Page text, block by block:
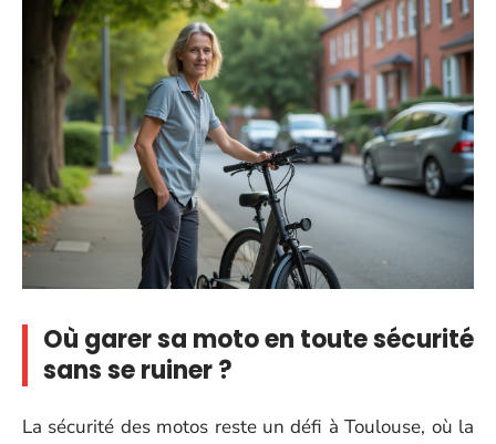
Où garer sa moto en toute sécurité
sans se ruiner ?
La sécurité des motos reste un défi à Toulouse, où la